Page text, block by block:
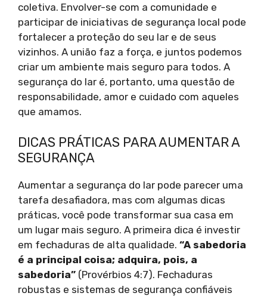
coletiva. Envolver-se com a comunidade e
participar de iniciativas de segurança local pode
fortalecer a proteção do seu lar e de seus
vizinhos. A união faz a força, e juntos podemos
criar um ambiente mais seguro para todos. A
segurança do lar é, portanto, uma questão de
responsabilidade, amor e cuidado com aqueles
que amamos.
DICAS PRÁTICAS PARA AUMENTAR A
SEGURANÇA
Aumentar a segurança do lar pode parecer uma
tarefa desafiadora, mas com algumas dicas
práticas, você pode transformar sua casa em
um lugar mais seguro. A primeira dica é investir
em fechaduras de alta qualidade. “A sabedoria
é a principal coisa; adquira, pois, a
sabedoria” (Provérbios 4:7). Fechaduras
robustas e sistemas de segurança confiáveis